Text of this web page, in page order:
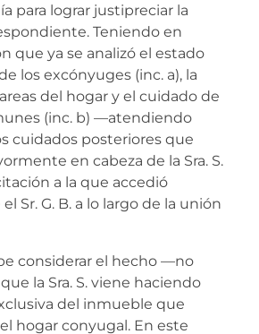
para lograr justipreciar la
Teniendo en
que ya se analizó el estado
los excónyuges (inc. a), la
del hogar y el cuidado de
(inc. b) —atendiendo
cuidados posteriores que
en cabeza de la Sra. S.
a la que accedió
Sr. G. B. a lo largo de la unión
considerar el hecho —no
la Sra. S. viene haciendo
del inmueble que
hogar conyugal. En este